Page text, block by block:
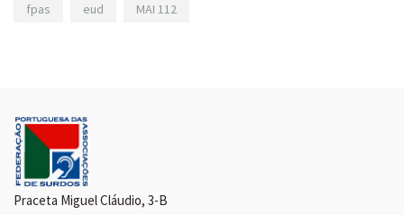
fpas eud MAI 112
Praceta Miguel Cláudio, 3-B